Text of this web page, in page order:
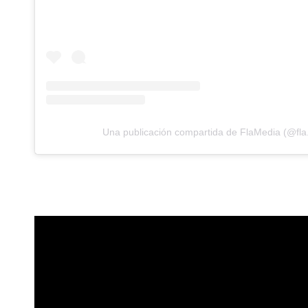
Una publicación compartida de FlaMedia